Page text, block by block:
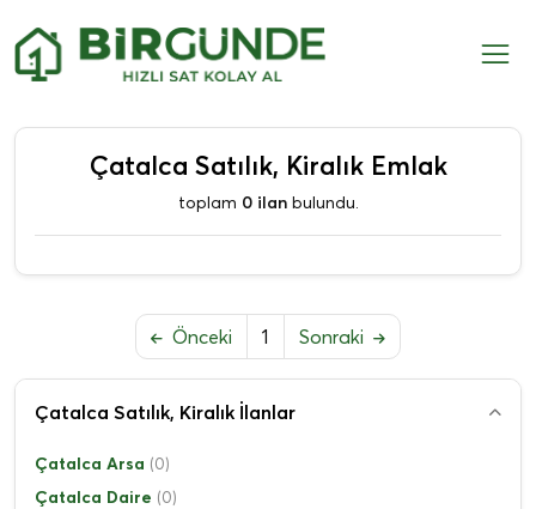
Çatalca Satılık, Kiralık İlanlar
Çatalca Arsa (0)
Çatalca Daire (0)
Çatalca Satılık, Kiralık Emlak
toplam 0 ilanbulundu.
Önceki 1 Sonraki